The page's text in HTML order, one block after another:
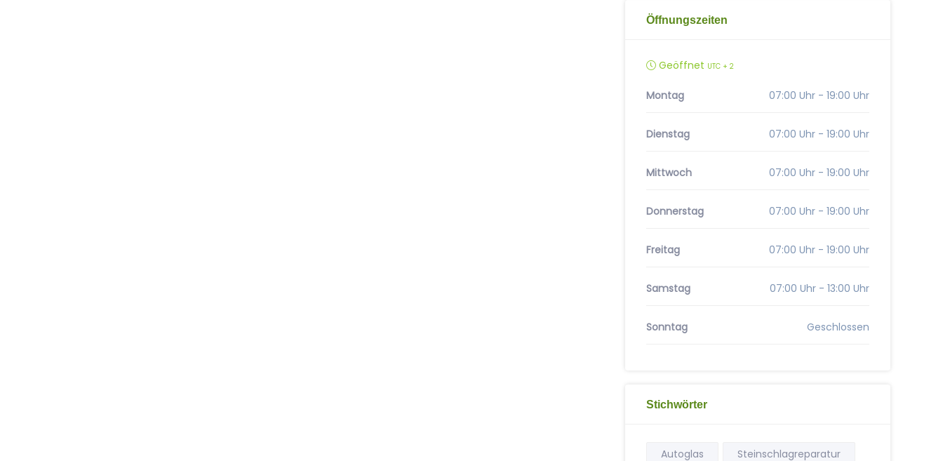
Öffnungszeiten
Geöffnet UTC + 2
Montag 07:00 Uhr - 19:00 Uhr
Dienstag 07:00 Uhr - 19:00 Uhr
Mittwoch 07:00 Uhr - 19:00 Uhr
Donnerstag 07:00 Uhr - 19:00 Uhr
Freitag 07:00 Uhr - 19:00 Uhr
Samstag 07:00 Uhr - 13:00 Uhr
Sonntag Geschlossen
Stichwörter
Autoglas
Steinschlagreparatur